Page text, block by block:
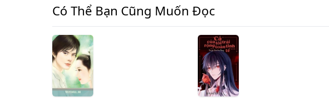
Có Thể Bạn Cũng Muốn Đọc